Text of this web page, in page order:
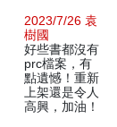
2023/7/26 袁
樹國
好些書都沒有
prc檔案，有
點遺憾！重新
上架還是令人
高興，加油！